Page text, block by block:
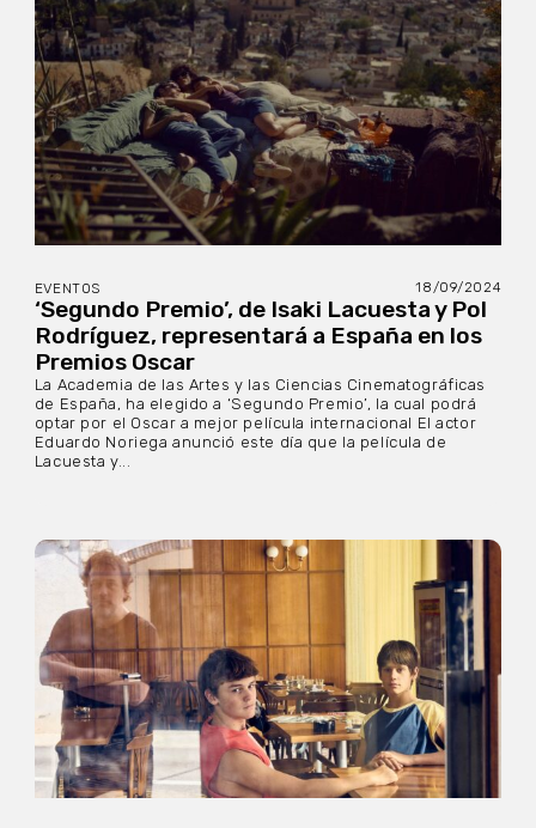
EVENTOS 18/09/2024
‘Segundo Premio’, de Isaki Lacuesta y Pol
Rodríguez, representará a España en los
Premios Oscar
La Academia de las Artes y las Ciencias Cinematográficas
de España, ha elegido a ‘Segundo Premio’, la cual podrá
optar por el Oscar a mejor película internacional El actor
Eduardo Noriega anunció este día que la película de
Lacuesta y...